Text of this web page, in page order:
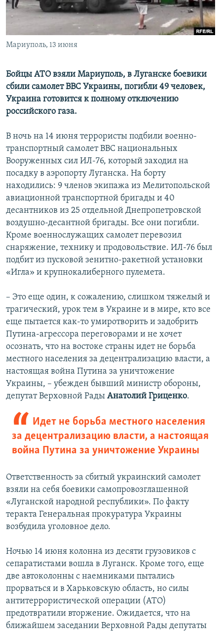
ПОБЕДИТЕЛЕЙ НЕ СУДЯТ?
КРЫМ.НЕПОКОРЕННЫЙ
ELIFBE
ПРИСОЕДИНЯЙТЕСЬ!
Все сайты RFE/RL
Мариуполь, 13 июня
Бойцы АТО взяли Мариуполь, в Луганске боевики
сбили самолет ВВС Украины, погибли 49 человек,
Украина готовится к полному отключению
российского газа.
В ночь на 14 июня террористы подбили военно-
транспортный самолет ВВС национальных
Вооруженных сил ИЛ-76, который заходил на
посадку в аэропорту Луганска. На борту
находились: 9 членов экипажа из Мелитопольской
авиационной транспортной бригады и 40
десантников из 25 отдельной Днепропетровской
воздушно-десантной бригады. Все они погибли.
Кроме военнослужащих самолет перевозил
снаряжение, технику и продовольствие. ИЛ-76 был
подбит из пусковой зенитно-ракетной установки
«Игла» и крупнокалиберного пулемета.
– Это еще один, к сожалению, слишком тяжелый и
трагический, урок тем в Украине и в мире, кто все
еще пытается как-то умиротворить и задобрить
Путина-агрессора переговорами и не хочет
осознать, что на востоке страны идет не борьба
местного населения за децентрализацию власти, а
настоящая война Путина за уничтожение
Украины, – убежден бывший министр обороны,
депутат Верховной Рады Анатолий Гриценко.
Идет не борьба местного населения
за децентрализацию власти, а настоящая
война Путина за уничтожение Украины
Ответственность за сбитый украинский самолет
взяли на себя боевики самопровозглашенной
«Луганской народной республики». По факту
теракта Генеральная прокуратура Украины
возбудила уголовное дело.
Ночью 14 июня колонна из десяти грузовиков с
сепаратистами вошла в Луганск. Кроме того, еще
две автоколонны с наемниками пытались
прорваться и в Харьковскую область, но силы
антитеррористической операции (АТО)
предотвратили вторжение. Ожидается, что на
ближайшем заседании Верховной Рады депутаты